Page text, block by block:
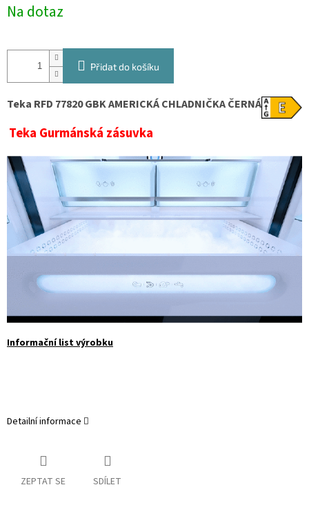
cena:
Na dotaz
Přidat do košíku
Teka RFD 77820 GBK AMERICKÁ CHLADNIČKA ČERNÁ
Teka Gurmánská zásuvka
Informační list výrobku
Detailní informace
ZEPTAT SE SDÍLET